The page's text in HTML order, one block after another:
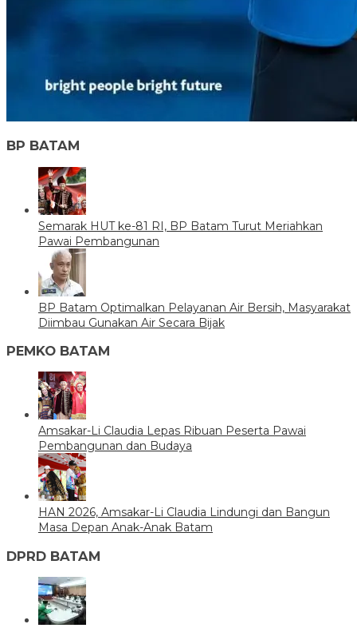
BP BATAM
Semarak HUT ke-81 RI, BP Batam Turut Meriahkan
Pawai Pembangunan
BP Batam Optimalkan Pelayanan Air Bersih, Masyarakat
Diimbau Gunakan Air Secara Bijak
PEMKO BATAM
Amsakar-Li Claudia Lepas Ribuan Peserta Pawai
Pembangunan dan Budaya
HAN 2026, Amsakar-Li Claudia Lindungi dan Bangun
Masa Depan Anak-Anak Batam
DPRD BATAM